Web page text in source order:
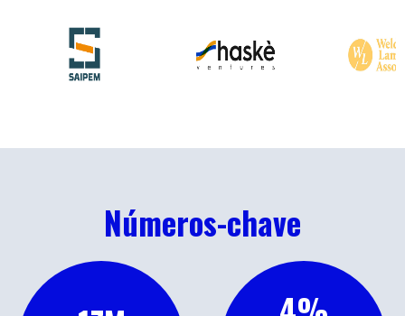
Números-chave